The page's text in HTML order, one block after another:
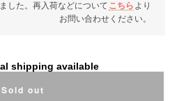
した。再入荷などについて こちら より
お問い合わせください。
shipping available
Sold out